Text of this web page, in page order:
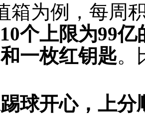
箱为例 ， 每周
0个上限为99亿
和一枚红钥匙。
球开心，上分